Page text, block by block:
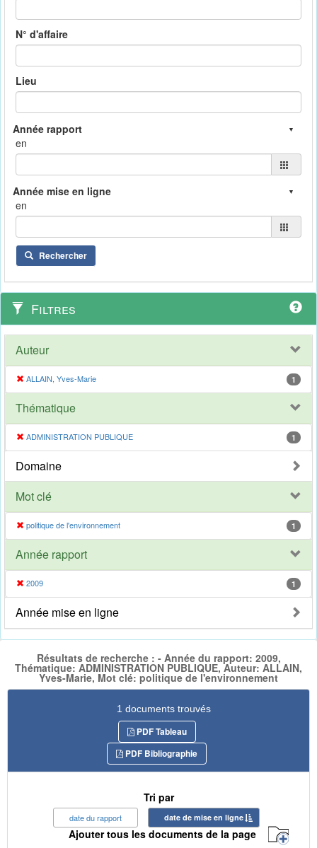
N° d'affaire
Lieu
en
en
Rechercher
Filtres
Auteur
ALLAIN, Yves-Marie 1
Thématique
ADMINISTRATION PUBLIQUE 1
Domaine
Mot clé
politique de l'environnement 1
Année rapport
2009 1
Année mise en ligne
Résultats de recherche : - Année du rapport: 2009,
Thématique: ADMINISTRATION PUBLIQUE, Auteur: ALLAIN,
Yves-Marie, Mot clé: politique de l'environnement
1 documents trouvés
PDF Tableau
PDF Bibliographie
Tri par
date du rapport date de mise en ligne
Ajouter tous les documents de la page